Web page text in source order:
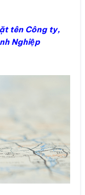
tên Công ty,
Nghiệp